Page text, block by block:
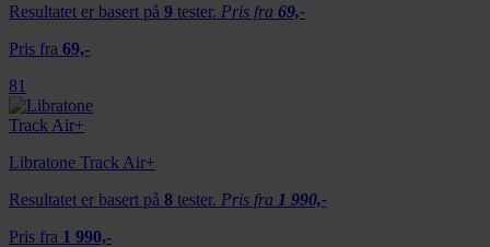
Resultatet er basert på 9 tester. Pris fra 69,-
Pris fra 69,-
81
Libratone Track Air+
Resultatet er basert på 8 tester. Pris fra 1 990,-
Pris fra 1 990,-